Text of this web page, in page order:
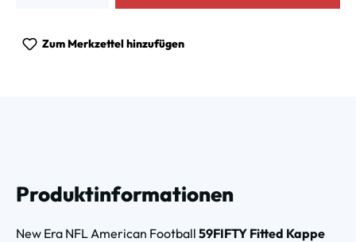
Zum Merkzettel hinzufügen
Produktinformationen
New Era NFL American Football 59FIFTY Fitted Kappe